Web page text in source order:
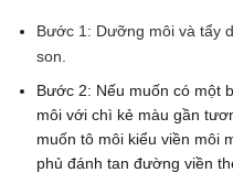
Bước 1: Dưỡng môi và tẩy
son.
Bước 2: Nếu muốn có một
môi với chì kẻ màu gần
muốn tô môi kiểu viền môi
phủ đánh tan đường viền